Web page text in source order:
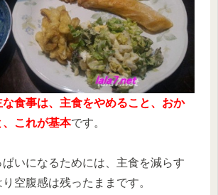
食事は、主食をやめること、おか
これが基本です。
いになるためには、主食を減らす
空腹感は残ったままです。